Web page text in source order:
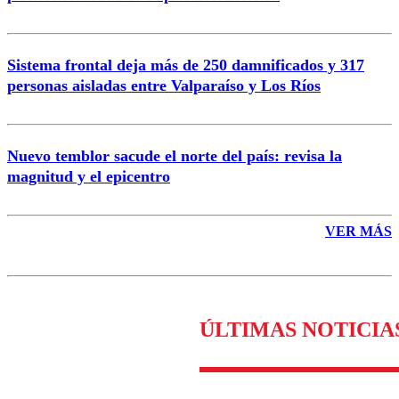
Sistema frontal deja más de 250 damnificados y 317
personas aisladas entre Valparaíso y Los Ríos
Nuevo temblor sacude el norte del país: revisa la
magnitud y el epicentro
VER MÁS
ÚLTIMAS